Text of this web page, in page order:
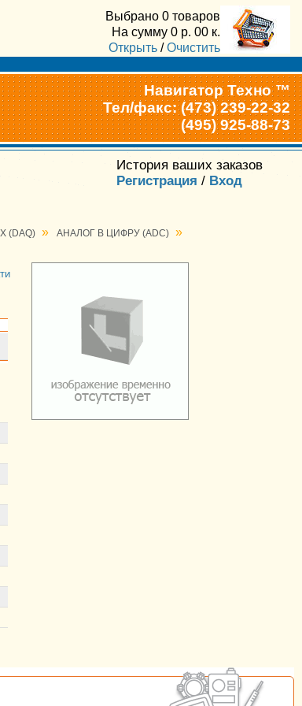
Выбрано 0 товаров
На сумму 0 р. 00 к.
Открыть /Очистить
Навигатор Техно ™
Тел/факс: (473) 239-22-32
(495) 925-88-73
История ваших заказов
Регистрация / Вход
(DAQ) » АНАЛОГ В ЦИФРУ (ADC) »